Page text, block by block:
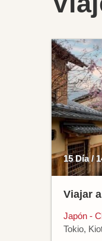
15 Día /
Viajar
Japón -
Tokio,